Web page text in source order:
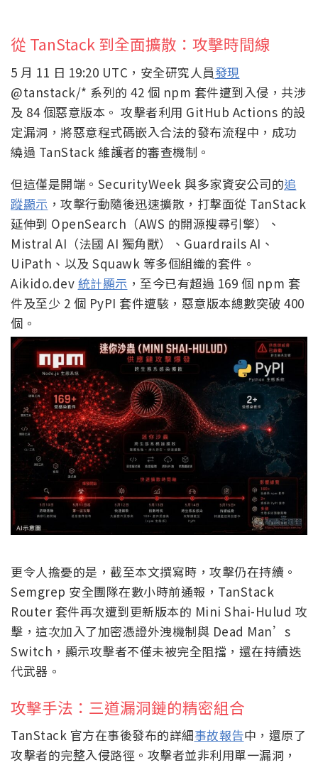
從 TanStack 到全面擴散：攻擊時間線
5 月 11 日 19:20 UTC，安全研究人員發現
@tanstack/* 系列的 42 個 npm 套件遭到入侵，共涉
及 84 個惡意版本。 攻擊者利用 GitHub Actions 的設
定漏洞，將惡意程式碼嵌入合法的發布流程中，成功
繞過 TanStack 維護者的審查機制。
但這僅是開端。SecurityWeek 與多家資安公司的追
蹤顯示 ，攻擊行動隨後迅速擴散，打擊面從 TanStack
延伸到 OpenSearch（AWS 的開源搜尋引擎）、
Mistral AI（法國 AI 獨角獸）、Guardrails AI、
UiPath、以及 Squawk 等多個組織的套件。
Aikido.dev 統計顯示 ，至今已有超過 169 個 npm 套
件及至少 2 個 PyPI 套件遭駭，惡意版本總數突破 400
個。
更令人擔憂的是，截至本文撰寫時，攻擊仍在持續。
Semgrep 安全團隊在數小時前通報，TanStack
Router 套件再次遭到更新版本的 Mini Shai-Hulud 攻
擊，這次加入了加密憑證外洩機制與 Dead Man’s
Switch，顯示攻擊者不僅未被完全阻擋，還在持續迭
代武器。
攻擊手法：三道漏洞鏈的精密組合
TanStack 官方在事後發布的詳細事故報告中，還原了
攻擊者的完整入侵路徑。攻擊者並非利用單一漏洞，